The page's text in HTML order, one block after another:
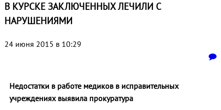
В КУРСКЕ ЗАКЛЮЧЕННЫХ ЛЕЧИЛИ С
НАРУШЕНИЯМИ
24 июня 2015 в 10:29
Недостатки в работе медиков в исправительных
учреждениях выявила прокуратура